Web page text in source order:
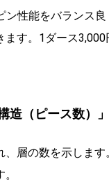
ン性能をバランス
す。1ダース
造（ピース数）
層の数を示しま